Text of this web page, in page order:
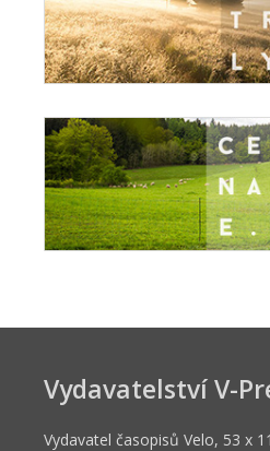
Vydavatelství V-
Vydavatel časopisů Velo, 53 x